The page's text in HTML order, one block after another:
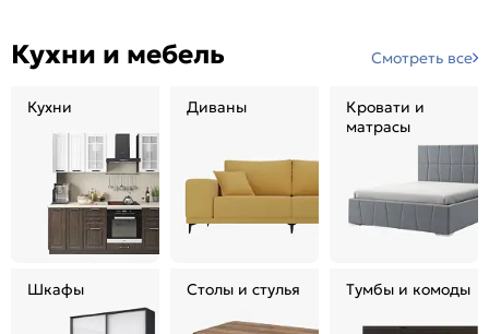
Кухни и мебель Смотреть все
Кухни Диваны
Кровати и
матрасы
Шкафы Столы и стулья Тумбы и комоды